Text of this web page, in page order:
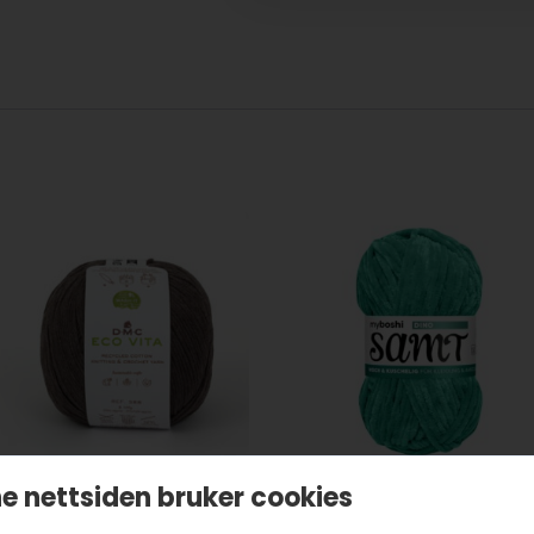
Eco Vita 3 – 0011
Myboshi Samt
nettsiden bruker cookies